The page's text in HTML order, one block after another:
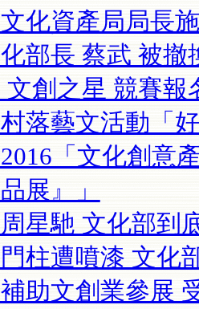
化資產局局長
部長 蔡武 被撤
文創之星 競賽報
落藝文活動「
「文化創意
展』」
星馳 文化部到
柱遭噴漆 文化
助文創業參展